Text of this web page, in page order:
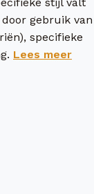
stijl valt
gebruik van
specifieke
Lees meer